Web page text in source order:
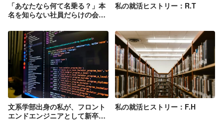
「あなたなら何て名乗る？」本
名を知らない社員だらけの会社
しているワケ
私の就活ヒストリー：R.T
文系学部出身の私が、フロント
エンドエンジニアとして新卒入
私の就活ヒストリー：F.H